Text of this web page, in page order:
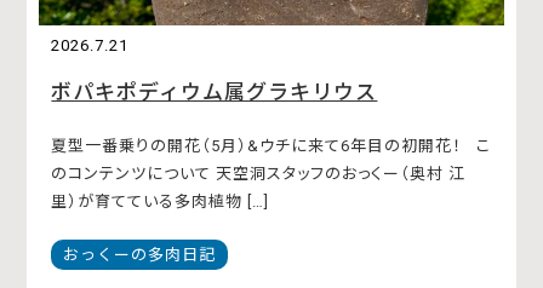
2026.7.21
ボパキポディウム属グラキリウス
夏型一番乗りの開花（5月）&ウチに来て6年目の初開花！ こ
のコンテンツについて 天空洞スタッフのおっくー（奥村 江
里）が育てている多肉植物 […]
おっくーの多肉日記